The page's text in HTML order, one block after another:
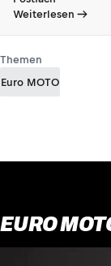
Weiterlesen
Themen
Euro MOTO
EURO